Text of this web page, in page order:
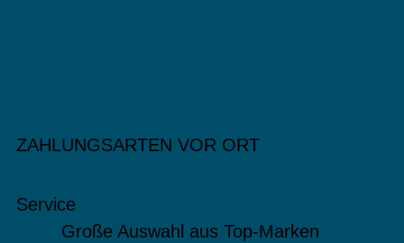
ZAHLUNGSARTEN VOR ORT
Service
Große Auswahl aus Top-Marken